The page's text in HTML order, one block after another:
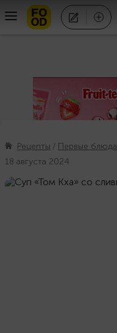
Рецепты Первые блюда
18 августа 2024